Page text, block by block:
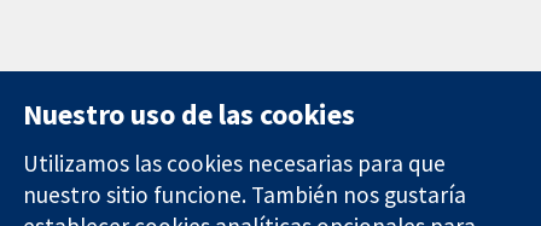
11-13 Cavendish
Contacto
Nuestro uso de las cookies
Utilizamos las cookies necesarias para que
nuestro sitio funcione. También nos gustaría